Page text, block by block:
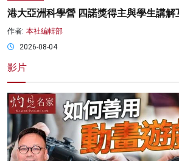
港大亞洲科學營 四諾獎得主與學生講解
作者: 本社編輯部
2026-08-04
影片